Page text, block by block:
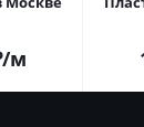
/м